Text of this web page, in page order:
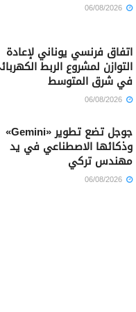
اتفاق فرنسي يوناني لإعادة
التوازن لمشروع الربط
في شرق المتوسط
جوجل تضع تطوير «Gemini»
وذكائها الاصطناعي في يد
مهندس تركي